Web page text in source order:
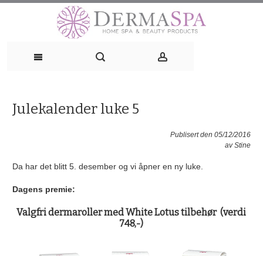
to
content
Julekalender luke 5
Publisert den 05/12/2016
avStine
Da har det blitt 5. desember og vi åpner en ny luke.
Dagens premie:
Valgfri dermaroller med White Lotus tilbehør (verdi
748,-)